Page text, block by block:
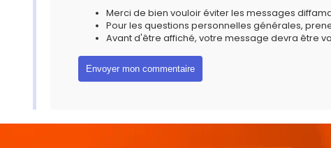
Merci de bien vouloir éviter les messages
Pour les questions personnelles générales,
Avant d'être affiché, votre message devra être